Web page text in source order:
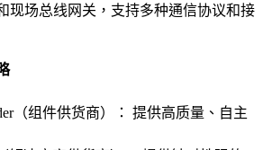
现场总线网关，支持多种通信协议和接
（组件供货商）： 提供高质量、自主